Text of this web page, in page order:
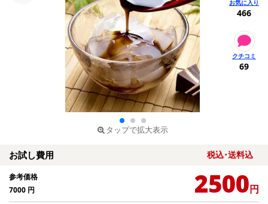
タップで拡大表示
466
69
お試し費用 税込･送料込
参考価格
7000 円 2500円